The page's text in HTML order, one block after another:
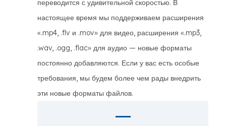
переводится с удивительной скоростью. В
настоящее время мы поддерживаем расширения
«.mp4, .flv и .mov» для видео, расширения «.mp3,
.wav, .ogg, .flac» для аудио — новые форматы
постоянно добавляются. Если у вас есть особые
требования, мы будем более чем рады внедрить
эти новые форматы файлов.